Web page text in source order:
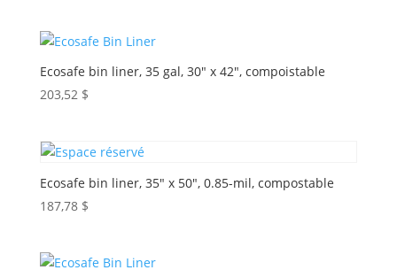
Ecosafe bin liner, 35 gal, 30″ x 42″, compoistable
203,52 $
Ecosafe bin liner, 35″ x 50″, 0.85-mil, compostable
187,78 $